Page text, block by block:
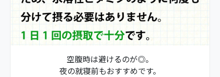
空腹時は避けるのが◎。
夜の就寝前もおすすめです。